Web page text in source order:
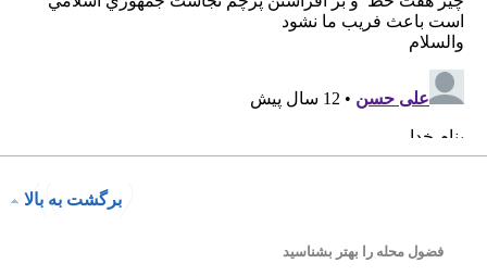
برگشت به بالا
فضول محله را بهتر بشناسید